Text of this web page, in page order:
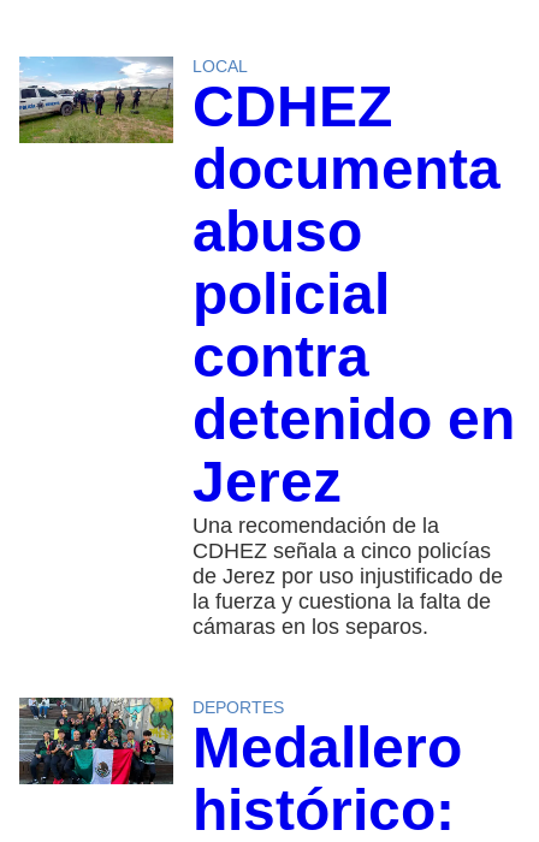
LOCAL
CDHEZ
documenta
abuso
policial
contra
detenido en
Jerez
Una recomendación de la
CDHEZ señala a cinco policías
de Jerez por uso injustificado de
la fuerza y cuestiona la falta de
cámaras en los separos.
DEPORTES
Medallero
histórico: